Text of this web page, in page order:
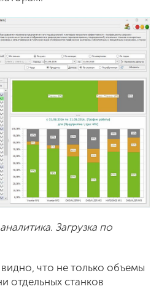
Загрузка по
что не только объемы
отдельных станков